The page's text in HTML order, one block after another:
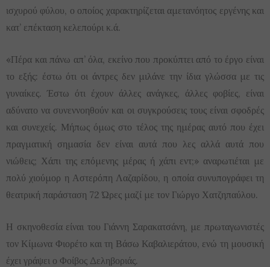
ισχυρού φύλου, ο οποίος χαρακτηρίζεται αμετανόητος εργένης και
κατ’ επέκταση κελεπούρι κ.ά.
«Πέρα και πάνω απ’ όλα, εκείνο που προκύπτει από το έργο είναι
το εξής: έστω ότι οι άντρες δεν μιλάνε την ίδια γλώσσα με τις
γυναίκες. Έστω ότι έχουν άλλες ανάγκες, άλλες φοβίες, είναι
αδύνατο να συνεννοηθούν και οι συγκρούσεις τους είναι σφοδρές
και συνεχείς. Μήπως όμως στο τέλος της ημέρας αυτό που έχει
πραγματική σημασία δεν είναι αυτά που λες αλλά αυτά που
νιώθεις; Χάπι της επόμενης μέρας ή χάπι εντ;» αναρωτιέται με
πολύ χιούμορ η Αστερόπη Λαζαρίδου, η οποία συνυπογράφει τη
θεατρική παράσταση 72 Ώρες μαζί με τον Γιώργο Χατζηπαύλου.
Η σκηνοθεσία είναι του Γιάννη Σαρακατσάνη, με πρωταγωνιστές
τον Κίμωνα Φιορέτο και τη Βάσω Καβαλιεράτου, ενώ τη μουσική
έχει γράψει ο Φοίβος Δεληβοριάς.